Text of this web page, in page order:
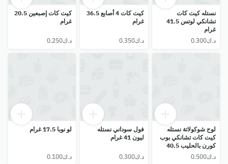
نستله كيت كات
تشانكي لوتس 41.5
غرام
كيت كات 4 أصابع 36.5
غرام
⁦د.ك0.350⁩
كيت كات إصبعين 20.5
غرام
لوح شوكولاتة نستله
كيت كات تشانكي بوب
كورن بالحليب 40.5
غرام
فول سوداني نستله
ليون 41 غرام
⁦د.ك0.300⁩
لو نوبا 17.5 غرام